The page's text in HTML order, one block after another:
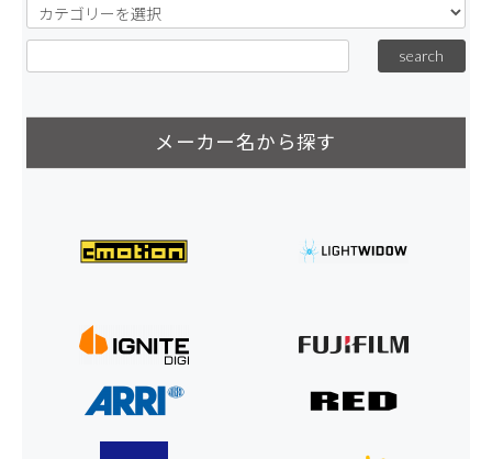
メーカー名から探す